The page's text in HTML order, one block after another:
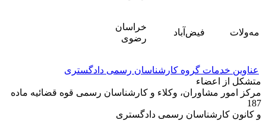
مه‌ولات فیض‌آباد
خراسان
رضوی
عناوین خدمات گروه کارشناسان رسمی دادگستری
متشکل از اعضاء
مرکز امور مشاوران، وکلاء و کارشناسان رسمی قوه قضائیه ماده
187
و کانون کارشناسان رسمی دادگستری